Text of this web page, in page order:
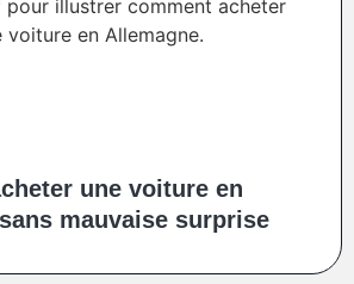
une voiture en
mauvaise surprise